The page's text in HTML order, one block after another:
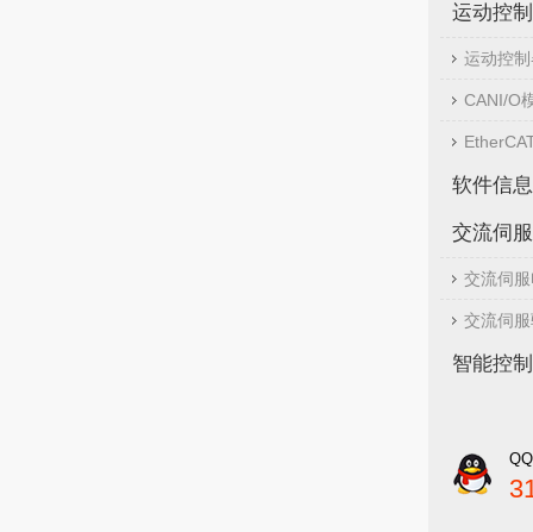
运动控制
运动控
CANI/O
软件信息
交流伺
交流伺
交流伺
智能控